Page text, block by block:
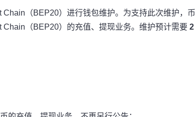
Chain（BEP20）进行钱包维护。为支持此次维护，币
Chain（BEP20）的充值、提现业务。维护预计需要 2